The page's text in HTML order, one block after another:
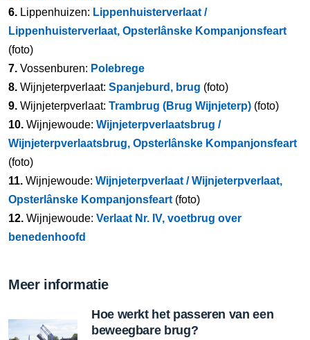
6. Lippenhuizen: Lippenhuisterverlaat /
Lippenhuisterverlaat, Opsterlânske Kompanjonsfeart
(foto)
7. Vossenburen: Polebrege
8. Wijnjeterpverlaat: Spanjeburd, brug (foto)
9. Wijnjeterpverlaat: Trambrug (Brug Wijnjeterp) (foto)
10. Wijnjewoude: Wijnjeterpverlaatsbrug /
Wijnjeterpverlaatsbrug, Opsterlânske Kompanjonsfeart
(foto)
11. Wijnjewoude: Wijnjeterpverlaat / Wijnjeterpverlaat,
Opsterlânske Kompanjonsfeart (foto)
12. Wijnjewoude: Verlaat Nr. IV, voetbrug over
benedenhoofd
Meer informatie
Hoe werkt het passeren van een
beweegbare brug?